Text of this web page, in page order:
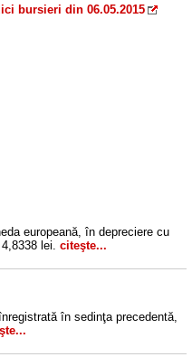
bursieri din 06.05.2015
europeană, în depreciere cu
lei. citeşte...
în sedinţa precedentă,